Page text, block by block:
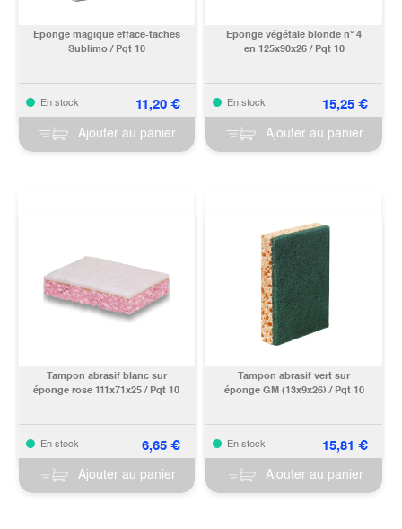
Eponge magique efface-taches
Sublimo / Pqt 10
En stock 11,20€
Ajouter au panier
Eponge végétale blonde n° 4
en 125x90x26 / Pqt 10
En stock 15,25€
Ajouter au panier
Tampon abrasif blanc sur
éponge rose 111x71x25 / Pqt 10
En stock 6,65€
Ajouter au panier
Tampon abrasif vert sur
éponge GM (13x9x26) / Pqt 10
En stock 15,81 €
Ajouter au panier